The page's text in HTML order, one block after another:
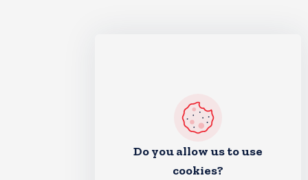
Do you allow us to use
cookies?